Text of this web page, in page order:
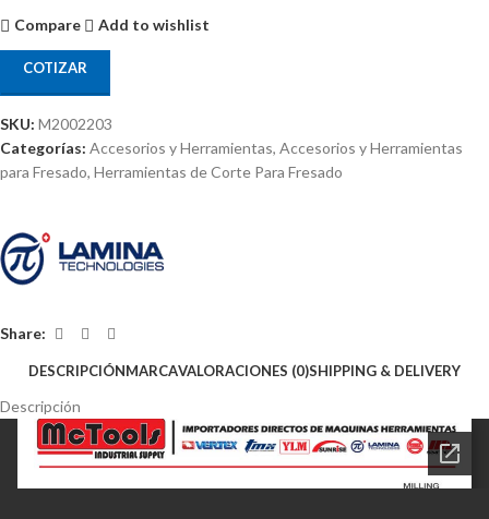
Compare Add to wishlist
COTIZAR
SKU: M2002203
Categorías: Accesorios y Herramientas, Accesorios y Herramientas
para Fresado, Herramientas de Corte Para Fresado
Share:
DESCRIPCIÓNMARCAVALORACIONES (0)SHIPPING & DELIVERY
Descripción